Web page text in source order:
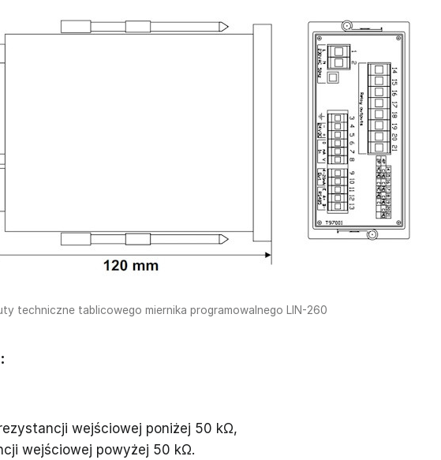
techniczne tablicowego miernika programowalnego LIN-260
wejściowej poniżej 50 kΩ,
wejściowej powyżej 50 kΩ.